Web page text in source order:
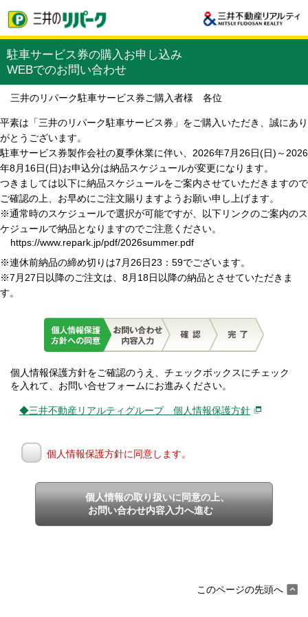
駐車サービス券の購入お申し込み
WEBでのお問い合わせ
三井のリパーク駐車サービス券ご購入者様 各位
平素は「三井のリパーク駐車サービス券」をご購入いただき、誠にあり
がとうございます。
駐車サービス券製作会社の夏季休業に伴い、2026年7月26日(日)～2026
年8月16日(日)お申込分は納品スケジュールが変更になります。
つきましては以下に納品スケジュールをご案内させていただきますので
ご確認の上、お早めにご注文賜りますようお願い申し上げます。
※通常時のスケジュールで選択が可能ですが、以下リンクのご案内のス
ケジュールで納品となりますのでご注意ください。
https://www.repark.jp/pdf/2026summer.pdf
※連休前納品の締め切りは7月26日23：59でございます。
※7月27日以降のご注文は、8月18日以降の納品とさせていただきま
す。
個人情報保護方針をご確認のうえ、チェックボックスにチェック
を入れて、お問い合せフォームにお進みください。
◆三井不動産リアルティグループ 個人情報保護方針
個人情報保護方針に同意します。
個人情報の取り扱いに同意の上、
お問い合わせ内容入力へ進む
このページの先頭へ